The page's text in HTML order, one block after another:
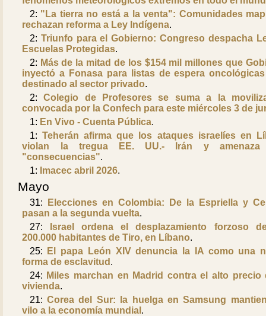
2: "La tierra no está a la venta": Comunidades
rechazan reforma a Ley Indígena.
2: Triunfo para el Gobierno: Congreso despacha
Escuelas Protegidas.
2: Más de la mitad de los $154 mil millones que
inyectó a Fonasa para listas de espera
destinado al sector privado.
2:Colegio de Profesores se suma a la
convocada por la Confech para este miércoles 3 de
1: En Vivo - Cuenta Pública.
1: Teherán afirma que los ataques israelíes en
violan la tregua EE. UU.- Irán y amenaza
"consecuencias".
1: Imacec abril 2026.
Mayo
31:
Elecciones en Colombia: De la Espriella y
pasan a la segunda vuelta.
27:
Israel ordena el desplazamiento forzoso
200.000 habitantes de Tiro, en Líbano.
25:
El papa León XIV denuncia la IA como una
forma de esclavitud .
24: Miles marchan en Madrid contra el alto precio
vivienda.
21:Corea del Sur: la huelga en Samsung
vilo a la economía mundial .